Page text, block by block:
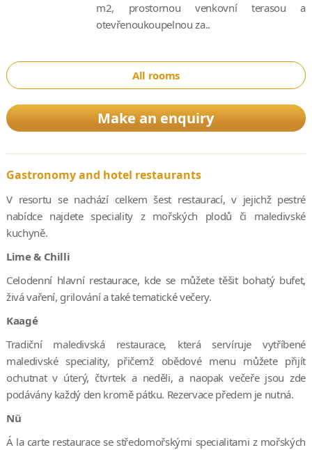
m2, prostornou venkovní terasou a
otevřenoukoupelnou za..
All rooms
Make an enquiry
Gastronomy and hotel restaurants
V resortu se nachází celkem šest restaurací, v jejichž pestré
nabídce najdete speciality z mořských plodů či maledivské
kuchyně.
Lime & Chilli
Celodenní hlavní restaurace, kde se můžete těšit bohatý bufet,
živá vaření, grilování a také tematické večery.
Kaagé
Tradiční maledivská restaurace, která servíruje vytříbené
maledivské speciality, přičemž obědové menu můžete přijít
ochutnat v úterý, čtvrtek a neděli, a naopak večeře jsou zde
podávány každý den kromě pátku. Rezervace předem je nutná.
Nü
Á la carte restaurace se středomořskými specialitami z mořských